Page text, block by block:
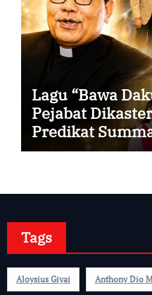
Lagu “Bawa
Pejabat
Predikat
Tags
Aloysius Giyai Anthony Dio